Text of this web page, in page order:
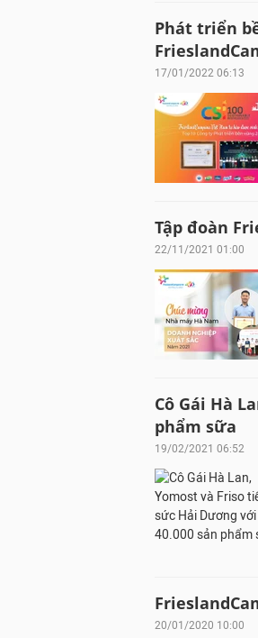
Phát triển
17/01/2022 06:13
Tập đoàn
22/11/2021 01:00
Cô Gái Hà
phẩm sữa
19/02/2021 06:52
20/01/2020 10:00